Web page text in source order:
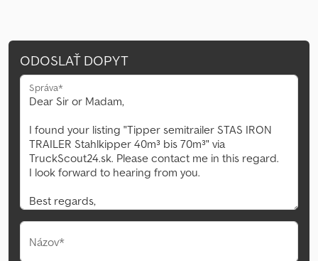
ODOSLAŤ DOPYT
Správa*
Názov*